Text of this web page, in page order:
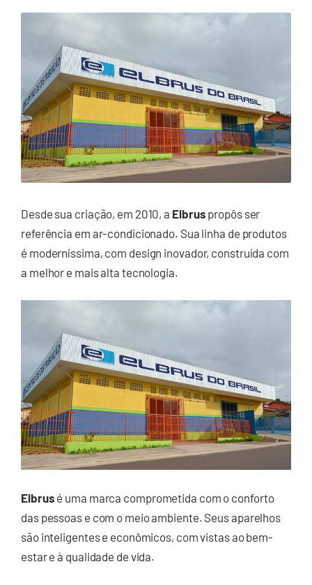
Desde sua criação, em 2010, a Elbrus propôs ser
referência em ar-condicionado. Sua linha de produtos
é moderníssima, com design inovador, construída com
a melhor e mais alta tecnologia.
Elbrus é uma marca comprometida com o conforto
das pessoas e com o meio ambiente. Seus aparelhos
são inteligentes e econômicos, com vistas ao bem-
estar e à qualidade de vida.